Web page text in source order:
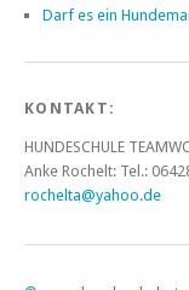
Darf es ein
KONTAKT:
HUNDESCHULE
Anke Rochelt: Tel.:
rochelta@yahoo.de